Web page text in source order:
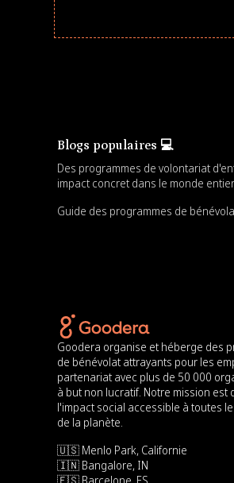
Blogs populaires 💻
Des programmes de volontariat
impact concret dans le monde entier
Guide des programmes de
Goodera organise et héberge des
de bénévolat attrayants pour les
partenariat avec plus de 50 000
à but non lucratif. Notre mission est
l'impact social accessible à toutes
de la planète.
🇺🇸 Menlo Park, Californie
🇮🇳 Bangalore, IN
🇪🇸 Barcelone, ES